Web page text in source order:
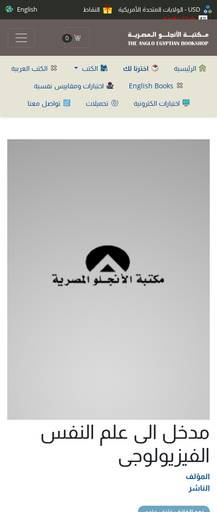
النقاط
Anglo Club
English
0
الرئيسية اخترنا لك الكتب
الكتب العربية
اختبارات ومقاييس نفسية
اختبارات الكترونية
تحميلات تواصل معنا
مدخل الى علم النفس
الفيزيولوجى
المؤلف
الناشر